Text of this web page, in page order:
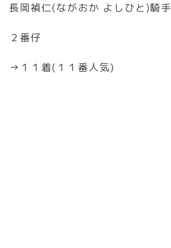
長岡禎仁(ながおか よしひと)騎手
２番仔
→１１着(１１番人気)